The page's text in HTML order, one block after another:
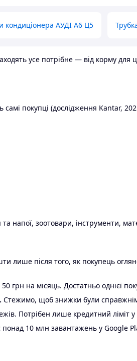
кондиціонера АУДІ А6 Ц5
усе потрібне — від корму для
покупці (дослідження Kantar,
напої, зоотовари, інструменти,
лише після того, як покупець
грн на місяць. Достатньо однієї
Стежимо, щоб знижки були
Потрібен лише кредитний ліміт у
10 млн завантажень у Google